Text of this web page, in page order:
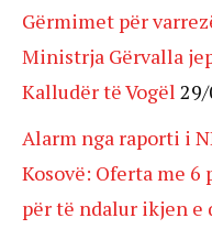
Gërmimet për
Ministrja Gërvalla
Kalludër të Vogël
Alarm nga raporti i
Kosovë: Oferta me 6
për të ndalur ikjen